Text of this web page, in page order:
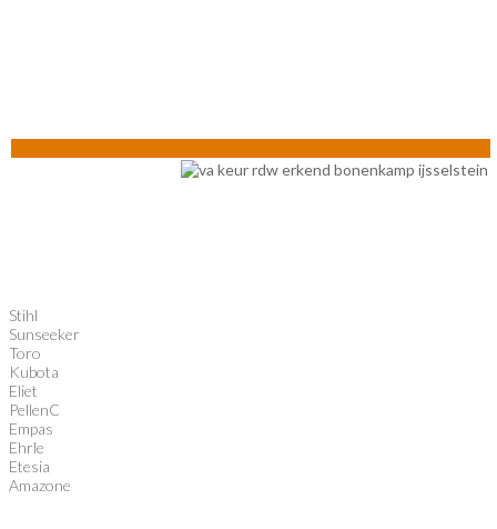
Stihl
Sunseeker
Toro
Kubota
Eliet
PellenC
Empas
Ehrle
Etesia
Amazone